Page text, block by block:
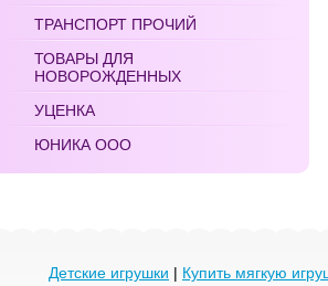
ТРАНСПОРТ ПРОЧИЙ
ТОВАРЫ ДЛЯ
НОВОРОЖДЕННЫХ
УЦЕНКА
ЮНИКА ООО
Детские игрушки | Купить мягкую